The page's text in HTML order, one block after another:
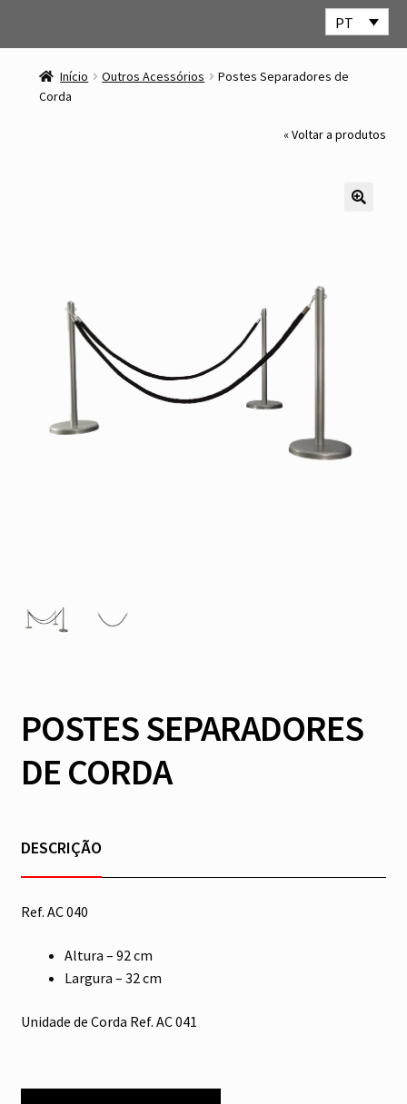
PT
navegação
conteúdo
Início Outros Acessórios
Postes Separadores de
Corda
« Voltar a produtos
POSTES SEPARADORES
DE CORDA
DESCRIÇÃO
Ref. AC 040
Altura – 92 cm
Largura – 32 cm
Unidade de Corda Ref. AC 041